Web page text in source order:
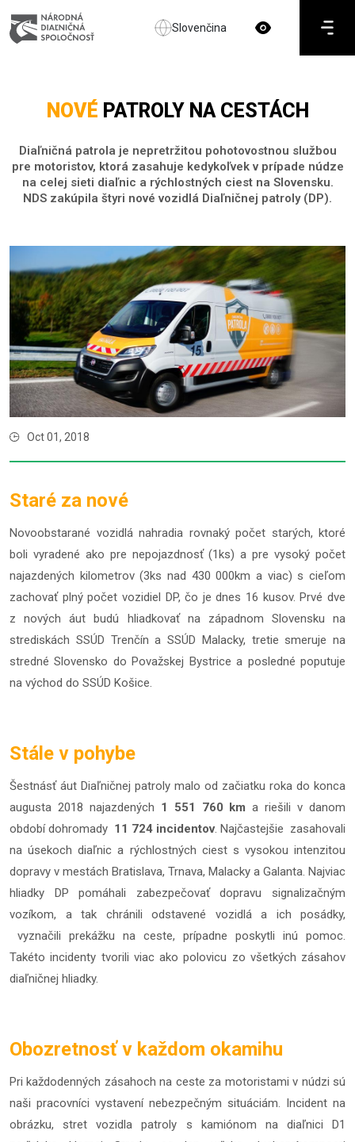
Slovenčina
NOVÉ PATROLY NA CESTÁCH
Diaľničná patrola je nepretržitou pohotovostnou službou
pre motoristov, ktorá zasahuje kedykoľvek v prípade núdze
na celej sieti diaľnic a rýchlostných ciest na Slovensku.
NDS zakúpila štyri nové vozidlá Diaľničnej patroly (DP).
Oct 01, 2018
Staré za nové
Novoobstarané vozidlá nahradia rovnaký počet starých, ktoré
boli vyradené ako pre nepojazdnosť (1ks) a pre vysoký počet
najazdených kilometrov (3ks nad 430 000km a viac) s cieľom
zachovať plný počet vozidiel DP, čo je dnes 16 kusov. Prvé dve
z nových áut budú hliadkovať na západnom Slovensku na
strediskách SSÚD Trenčín a SSÚD Malacky, tretie smeruje na
stredné Slovensko do Považskej Bystrice a posledné poputuje
na východ do SSÚD Košice.
Stále v pohybe
Šestnásť áut Diaľničnej patroly malo od začiatku roka do konca
augusta 2018 najazdených 1 551 760 kma riešili v danom
období dohromady 11 724 incidentov. Najčastejšie zasahovali
na úsekoch diaľnic a rýchlostných ciest s vysokou intenzitou
dopravy v mestách Bratislava, Trnava, Malacky a Galanta. Najviac
hliadky DP pomáhali zabezpečovať dopravu signalizačným
vozíkom, a tak chránili odstavené vozidlá a ich posádky,
vyznačili prekážku na ceste, prípadne poskytli inú pomoc.
Takéto incidenty tvorili viac ako polovicu zo všetkých zásahov
diaľničnej hliadky.
Obozretnosť v každom okamihu
Pri každodenných zásahoch na ceste za motoristami v núdzi sú
naši pracovníci vystavení nebezpečným situáciám. Incident na
obrázku, stret vozidla patroly s kamiónom na diaľnici D1